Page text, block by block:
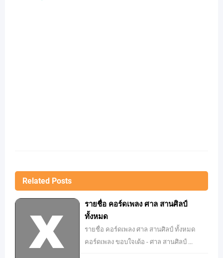
Related Posts
รายชื่อ คอร์ดเพลง ศาล สานศิลป์
ทั้งหมด
รายชื่อ คอร์ดเพลง ศาล สานศิลป์ ทั้งหมด
คอร์ดเพลง ขอบใจเด้อ - ศาล สานศิลป์ ...